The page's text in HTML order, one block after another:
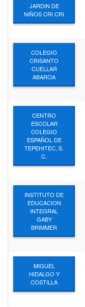
JARDIN DE
NIÑOS CRI CRI
COLEGIO
CRISANTO
CUELLAR
ABAROA
CENTRO
ESCOLAR
COLEGIO
ESPAÑOL DE
TEPEHITEC, S.
C.
INSTITUTO DE
EDUCACION
INTEGRAL
GABY
BRIMMER
MIGUEL
HIDALGO Y
COSTILLA